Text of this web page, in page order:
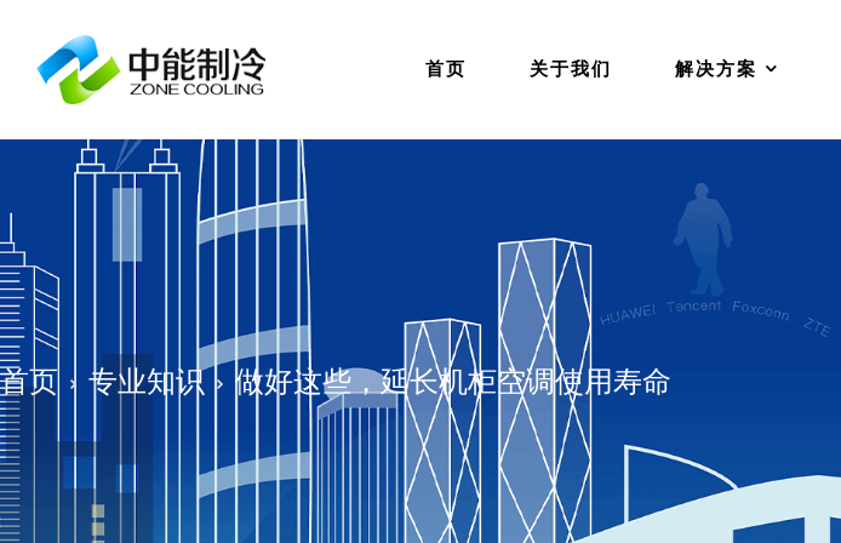
首页 关于我们 解决方案
首页 专业知识 做好这些，延长机柜空调使用寿命